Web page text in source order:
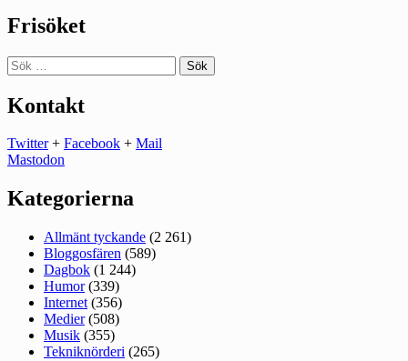
Frisöket
Sök
efter:
Kontakt
Twitter+ Facebook + Mail
Mastodon
Kategorierna
Allmänt tyckande (2 261)
Bloggosfären (589)
Dagbok (1 244)
Humor(339)
Internet (356)
Medier(508)
Musik (355)
Tekniknörderi (265)